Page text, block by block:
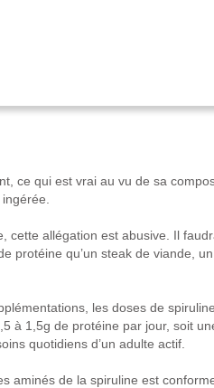
ce qui est vrai au vu de sa
cette allégation est abusive. Il
protéine qu’un steak de viande,
les doses de
à 1,5g de protéine par jour, soit
quotidiens d’un adulte actif.
aminés de la spiruline est